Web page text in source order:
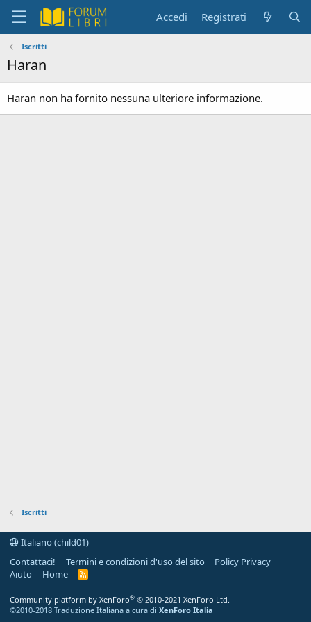
Accedi Registrati
Iscritti
Haran
Haran non ha fornito nessuna ulteriore informazione.
Iscritti
Italiano (child01)
Contattaci!
Termini e condizioni d'uso del sito
Policy Privacy
Aiuto
Home
R
Community platform by XenForo® © 2010-2021 XenForo Ltd.
©2010-2018 Traduzione Italiana a cura di XenForo Italia